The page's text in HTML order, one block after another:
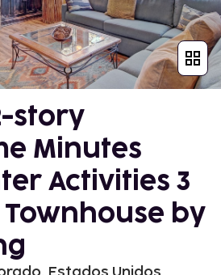
story
Minutes
Activities 3
Townhouse by